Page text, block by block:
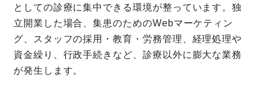
としての診療に集中できる環境が整っています。独
立開業した場合、集患のためのWebマーケティン
グ、スタッフの採用・教育・労務管理、経理処理や
資金繰り、行政手続きなど、診療以外に膨大な業務
が発生します。